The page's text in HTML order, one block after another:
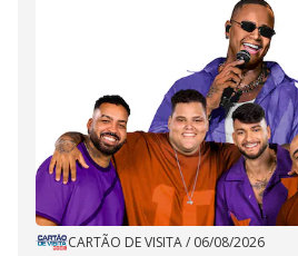
CARTÃO DE VISITA/ 06/08/2026